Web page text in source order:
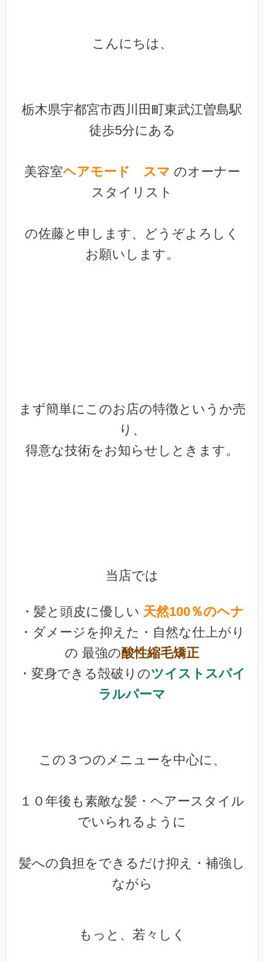
こんにちは、
栃木県宇都宮市西川田町東武江曽島駅
徒歩5分にある
美容室ヘアモード スマ のオーナー
スタイリスト
の佐藤と申します、どうぞよろしく
お願いします。
まず簡単にこのお店の特徴というか売
り、
得意な技術をお知らせしときます。
当店では
・髪と頭皮に優しい 天然100％のヘナ
・ダメージを抑えた・自然な仕上がり
の 最強の酸性縮毛矯正
・変身できる殻破りのツイストスパイ
ラルパーマ
この３つのメニューを中心に、
１０年後も素敵な髪・ヘアースタイル
でいられるように
髪への負担をできるだけ抑え・補強し
ながら
もっと、若々しく